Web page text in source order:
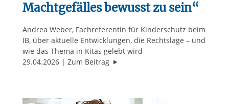
Machtgefälles bewusst zu sein“
Andrea Weber, Fachreferentin für Kinderschutz beim
IB, über aktuelle Entwicklungen, die Rechtslage – und
wie das Thema in Kitas gelebt wird
29.04.2026
Zum Beitrag "„Gewaltfreie Erziehung